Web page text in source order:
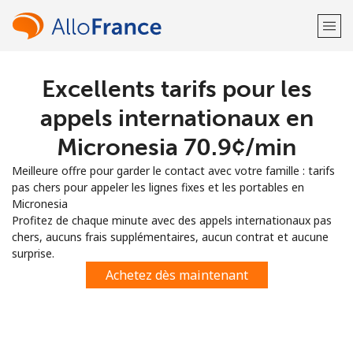
Bienvenue!
Vous avez déjà un compte?
S'enregistrer avec
ou
Excellents tarifs pour les
appels internationaux en
Micronesia ⁦70.9¢⁩/min
Meilleure offre pour garder le contact avec votre famille : tarifs
pas chers pour appeler les lignes fixes et les portables en
Micronesia
Profitez de chaque minute avec des appels internationaux pas
chers, aucuns frais supplémentaires, aucun contrat et aucune
surprise.
Achetez dès maintenant